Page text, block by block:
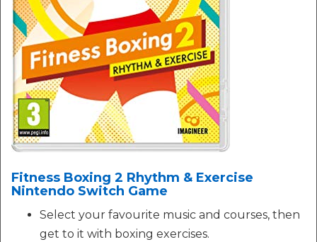
Fitness Boxing 2 Rhythm & Exercise
Nintendo Switch Game
Select your favourite music and courses, then
get to it with boxing exercises.